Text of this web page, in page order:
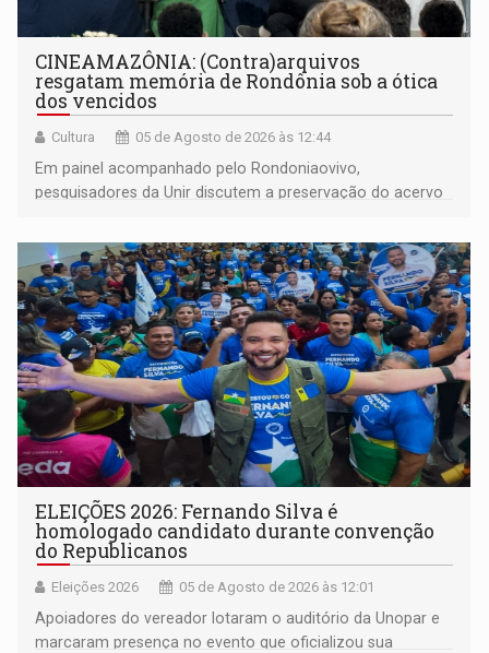
CINEAMAZÔNIA: (Contra)arquivos
resgatam memória de Rondônia sob a ótica
dos vencidos
Cultura 05 de Agosto de 2026 às 12:44
Em painel acompanhado pelo Rondoniaovivo,
pesquisadores da Unir discutem a preservação do acervo
memória como bússola para o futuro
ELEIÇÕES 2026: Fernando Silva é
homologado candidato durante convenção
do Republicanos
Eleições 2026 05 de Agosto de 2026 às 12:01
Apoiadores do vereador lotaram o auditório da Unopar e
marcaram presença no evento que oficializou sua